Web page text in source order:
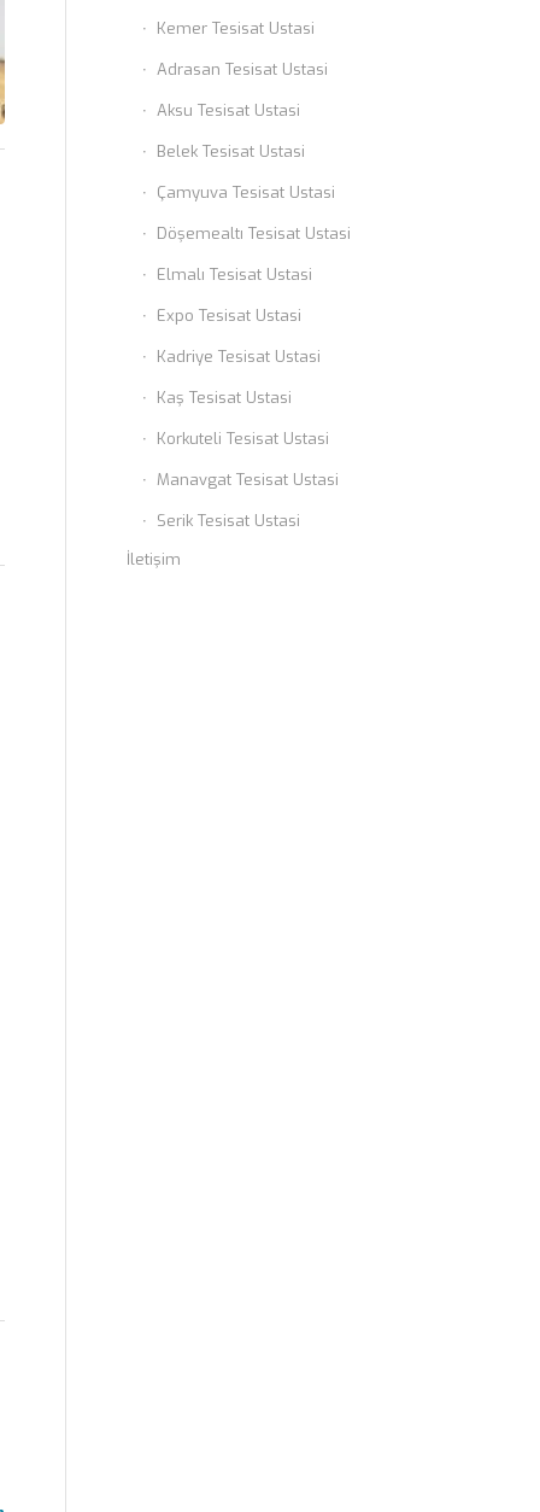
Kemer Tesisat Ustasi
Adrasan Tesisat Ustasi
Aksu Tesisat Ustasi
Belek Tesisat Ustasi
Çamyuva Tesisat Ustasi
Döşemealtı Tesisat Ustasi
Elmalı Tesisat Ustasi
Expo Tesisat Ustasi
Kadriye Tesisat Ustasi
Kaş Tesisat Ustasi
Korkuteli Tesisat Ustasi
Manavgat Tesisat Ustasi
Serik Tesisat Ustasi
İletişim